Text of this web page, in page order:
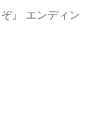
』 エンディン